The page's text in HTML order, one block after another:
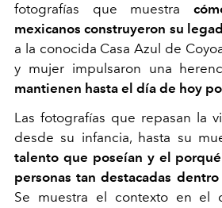
fotografías que muestra
mexicanos construyeron su
a la conocida Casa Azul de
y mujer impulsaron una
mantienen hasta el día de hoy
Las fotografías que repasan la
desde su infancia, hasta su
talento que poseían y el
personas tan destacadas
Se muestra el contexto en el